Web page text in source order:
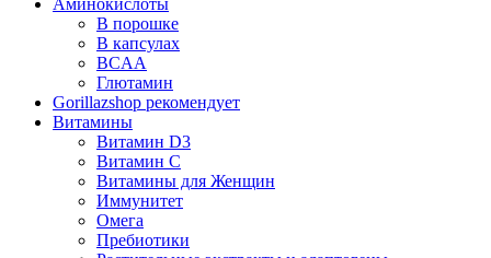
В порошке
В капсулах
BCAA
Глютамин
Gorillazshop рекомендует
Витамины
Витамин D3
Витамин С
Витамины для Женщин
Иммунитет
Омега
Пребиотики